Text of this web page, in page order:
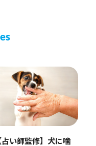
占い師監修】犬に噛